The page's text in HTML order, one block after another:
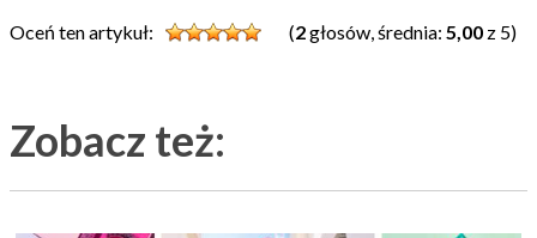
Oceń ten artykuł: (2głosów, średnia: 5,00 z 5)
Zobacz też: